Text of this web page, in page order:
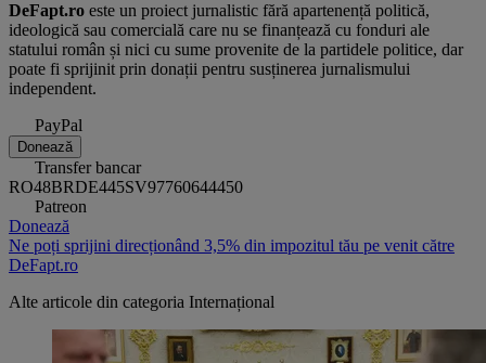
DeFapt.ro este un proiect jurnalistic fără apartenență politică,
ideologică sau comercială care nu se finanțează cu fonduri ale
statului român și nici cu sume provenite de la partidele politice, dar
poate fi sprijinit prin donații pentru susținerea jurnalismului
independent.
PayPal
Donează
Transfer bancar
RO48BRDE445SV97760644450
Patreon
Donează
Ne poți sprijini direcționând 3,5% din impozitul tău pe venit către
DeFapt.ro
Alte articole din categoria Internațional